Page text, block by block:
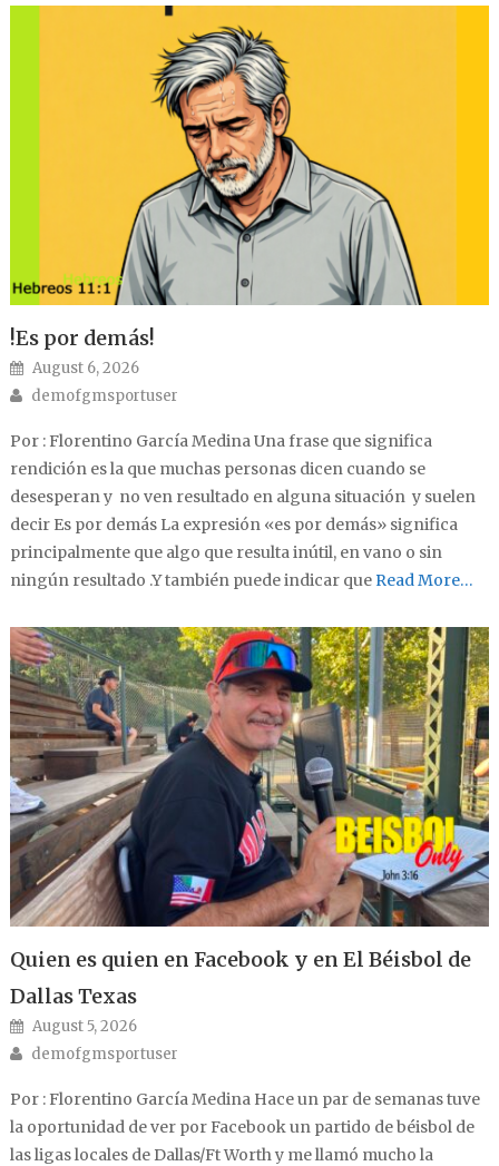
!Es por demás!
Posted on
August 6, 2026
Author
demofgmsportuser
Por : Florentino García Medina Una frase que significa
rendición es la que muchas personas dicen cuando se
desesperan y no ven resultado en alguna situación y suelen
decir Es por demás La expresión «es por demás» significa
principalmente que algo que resulta inútil, en vano o sin
ningún resultado .Y también puede indicar queRead More…
Quien es quien en Facebook y en El Béisbol de
Dallas Texas
Posted on
August 5, 2026
Author
demofgmsportuser
Por : Florentino García Medina Hace un par de semanas tuve
la oportunidad de ver por Facebook un partido de béisbol de
las ligas locales de Dallas/Ft Worth y me llamó mucho la